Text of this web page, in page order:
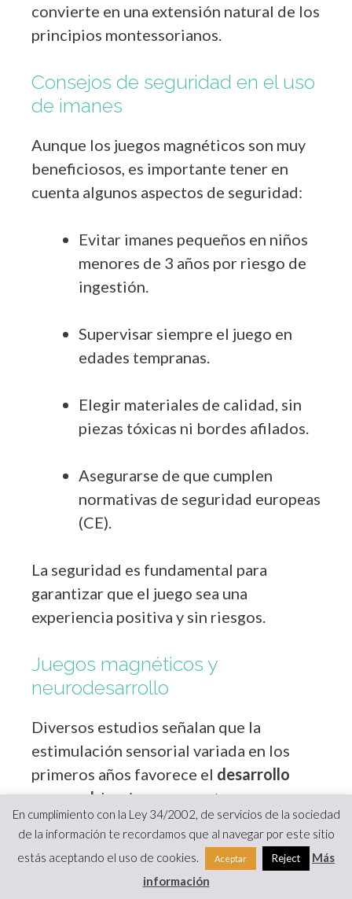
convierte en una extensión natural de los
principios montessorianos.
Consejos de seguridad en el uso
de imanes
Aunque los juegos magnéticos son muy
beneficiosos, es importante tener en
cuenta algunos aspectos de seguridad:
Evitar imanes pequeños en niños
menores de 3 años por riesgo de
ingestión.
Supervisar siempre el juego en
edades tempranas.
Elegir materiales de calidad, sin
piezas tóxicas ni bordes afilados.
Asegurarse de que cumplen
normativas de seguridad europeas
(CE).
La seguridad es fundamental para
garantizar que el juego sea una
experiencia positiva y sin riesgos.
Juegos magnéticos y
neurodesarrollo
Diversos estudios señalan que la
estimulación sensorial variada en los
primeros años favorece el desarrollo
neuronal. Los imanes aportan un
estímulo único que combina sorpresa,
repetición y reto cognitivo.
Al mover piezas, construir o resolver
En cumplimiento con la Ley 34/2002, de servicios de la sociedad
de la información te recordamos que al navegar por este sitio
estás aceptando el uso de cookies.
Aceptar Reject
Más
información